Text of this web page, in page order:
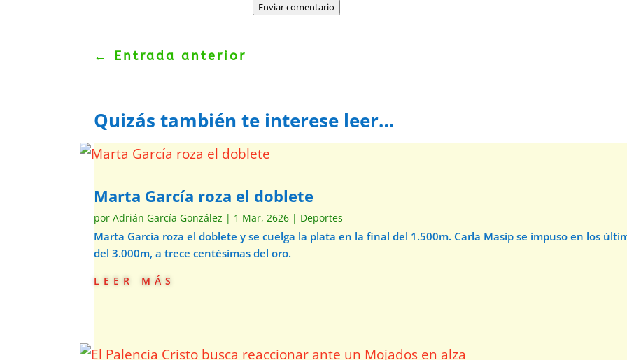
Enviar comentario
← Entrada anterior
Quizás también te interese leer…
Marta García roza el doblete
porAdrián García González | 1 Mar, 2626 | Deportes
Marta García roza el doblete y se cuelga la plata en la final del 1.500m. Carla Masip se impuso en los
del 3.000m, a trece centésimas del oro.
leer más